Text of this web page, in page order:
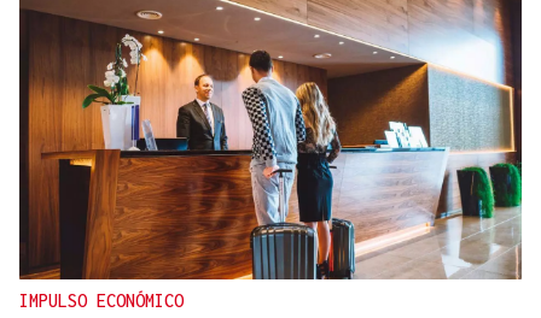
IMPULSO ECONÓMICO